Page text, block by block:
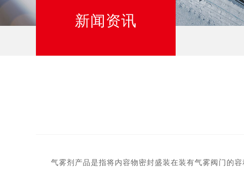
新闻资讯
气雾剂产品是指将内容物密封盛装在装有气雾阀门的